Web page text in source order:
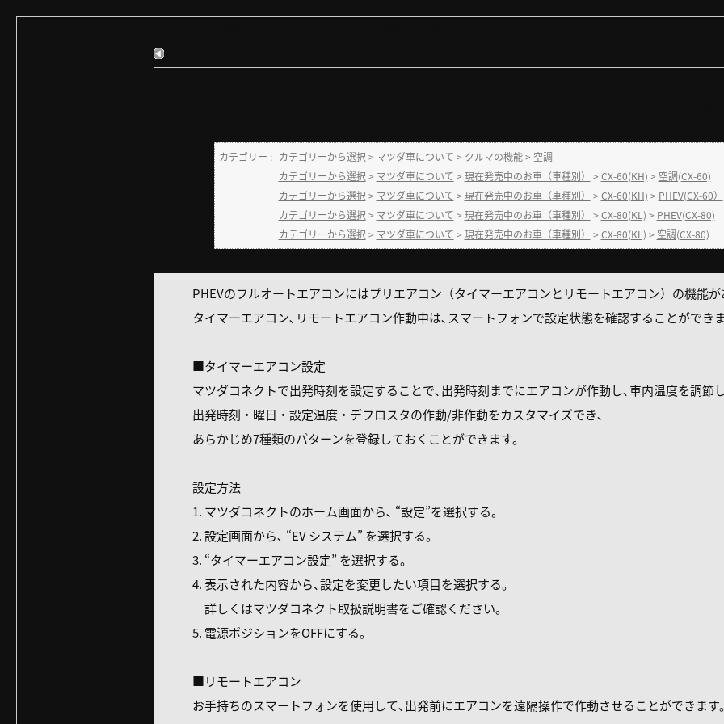
カテゴリー : カテゴリーから選択 > マツダ車について > クルマの機能> 空調
カテゴリーから選択 > マツダ車について > 現在発売中のお車（車種別） > CX-60(KH) > 空調(CX-60)
カテゴリーから選択 > マツダ車について > 現在発売中のお車（車種別） > CX-60(KH) > PHEV(CX-60）
カテゴリーから選択 > マツダ車について > 現在発売中のお車（車種別） > CX-80(KL) > PHEV(CX-80)
カテゴリーから選択 > マツダ車について > 現在発売中のお車（車種別） > CX-80(KL) > 空調(CX-80)
PHEVのフルオートエアコンにはプリエアコン（タイマーエアコンとリモートエアコン）の機能が
タイマーエアコン､リモートエアコン作動中は､スマートフォンで設定状態を確認することができま
■タイマーエアコン設定
マツダコネクトで出発時刻を設定することで､出発時刻までにエアコンが作動し､⾞内温度を調節し
出発時刻・曜⽇・設定温度・デフロスタの作動/⾮作動をカスタマイズでき､
あらかじめ7種類のパターンを登録しておくことができます。
設定方法
1. マツダコネクトのホーム画⾯から､ “設定”を選択する。
2. 設定画⾯から､ “EV システム” を選択する。
3. “タイマーエアコン設定” を選択する。
4. 表⽰された内容から､設定を変更したい項⽬を選択する。
詳しくはマツダコネクト取扱説明書をご確認ください。
5. 電源ポジションをOFFにする。
■リモートエアコン
お⼿持ちのスマートフォンを使⽤して､出発前にエアコンを遠隔操作で作動させることができます。